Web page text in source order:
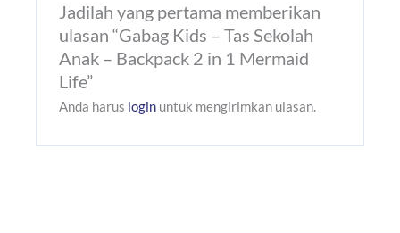
Jadilah yang pertama memberikan
ulasan “Gabag Kids – Tas Sekolah
Anak – Backpack 2 in 1 Mermaid
Life”
Anda harus login untuk mengirimkan ulasan.